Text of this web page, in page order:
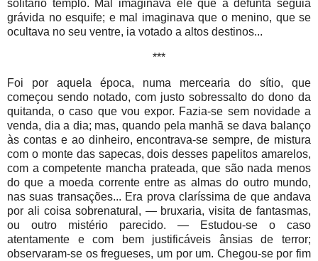
solitário templo. Mal imaginava ele que a defunta seguia
grávida no esquife; e mal imaginava que o menino, que se
ocultava no seu ventre, ia votado a altos destinos...
***
Foi por aquela época, numa mercearia do sítio, que
começou sendo notado, com justo sobressalto do dono da
quitanda, o caso que vou expor. Fazia-se sem novidade a
venda, dia a dia; mas, quando pela manhã se dava balanço
às contas e ao dinheiro, encontrava-se sempre, de mistura
com o monte das sapecas, dois desses papelitos amarelos,
com a competente mancha prateada, que são nada menos
do que a moeda corrente entre as almas do outro mundo,
nas suas transações... Era prova claríssima de que andava
por ali coisa sobrenatural, — bruxaria, visita de fantasmas,
ou outro mistério parecido. — Estudou-se o caso
atentamente e com bem justificáveis ânsias de terror;
observaram-se os fregueses, um por um. Chegou-se por fim